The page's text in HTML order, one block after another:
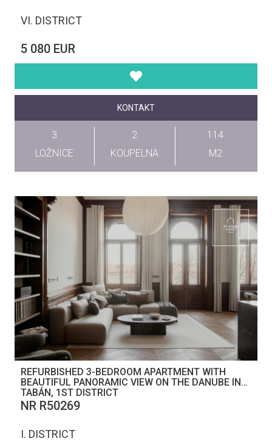
VI. DISTRICT
5 080 EUR
KONTAKT
3
LOŽNICE
2
KOUPELNA
114
M2
REFURBISHED 3-BEDROOM APARTMENT WITH
BEAUTIFUL PANORAMIC VIEW ON THE DANUBE IN
TABÁN, 1ST DISTRICT
NR R50269
I. DISTRICT